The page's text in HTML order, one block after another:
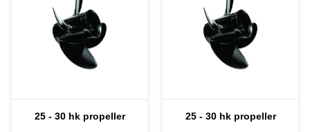
25 - 30 hk propeller 25 - 30 hk propeller